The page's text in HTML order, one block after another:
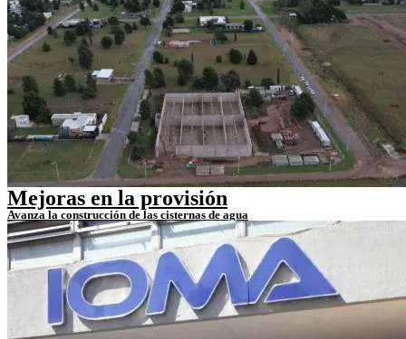
Mejoras en la provisión
Avanza la construcción de las cisternas de agua